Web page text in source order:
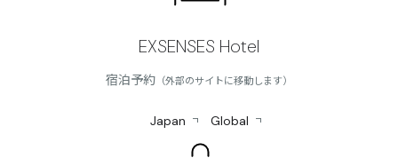
EXSENSES Hotel
宿泊予約 （外部のサイトに移動します）
Japan Global